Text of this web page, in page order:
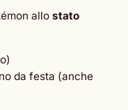
allo stato
da festa (anche